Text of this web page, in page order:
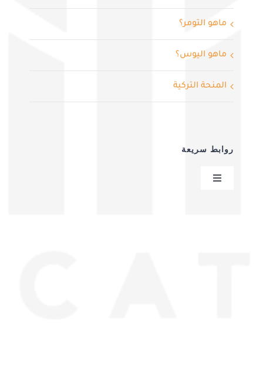
ماهو التومر؟
ماهو اليوس؟
المنحة التركية
روابط سريعة
Toggle